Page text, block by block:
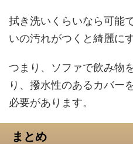
拭き洗いくらいなら可能
いの汚れがつくと綺麗に
つまり、ソファで飲み物
り、撥水性のあるカバー
必要があります。
まとめ